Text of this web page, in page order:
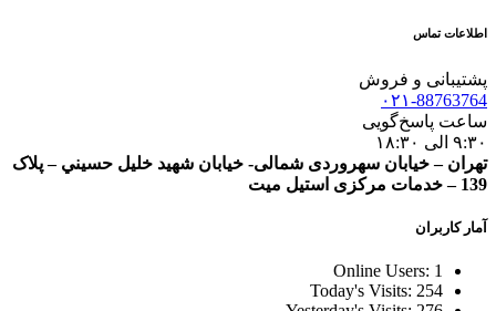
اطلاعات تماس
پشتیبانی و فروش
۰۲۱-88763764
ساعت پاسخ‌گویی
۹:۳۰ الی ۱۸:۳۰
تهران – خيابان سهروردی شمالی- خيابان شهيد خليل حسيني – پلاک
139 – خدمات مرکزی استیل میت
آمار کاربران
Online Users: 1
Today's Visits: 254